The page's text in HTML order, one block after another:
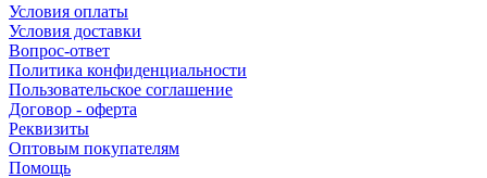
Условия оплаты
Условия доставки
Вопрос-ответ
Политика конфиденциальности
Пользовательское соглашение
Договор - оферта
Реквизиты
Оптовым покупателям
Помощь